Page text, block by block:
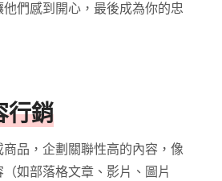
們感到開心，最後成為你的忠
行銷
品，企劃關聯性高的內容，像
如部落格文章、影片、圖片